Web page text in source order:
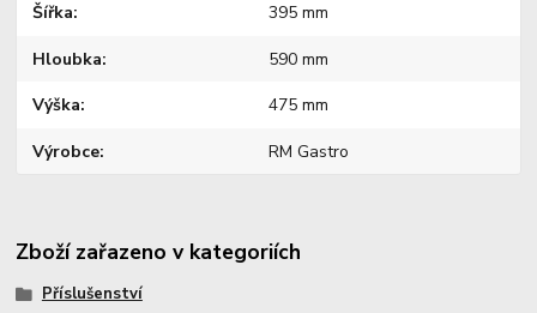
Šířka 395 mm
Hloubka 590 mm
Výška 475 mm
Výrobce RM Gastro
Zboží zařazeno v kategoriích
Příslušenství